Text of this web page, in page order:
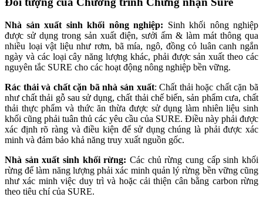
Nhà sản xuất sinh khối nông nghiệp: Sinh khối nông nghiệp
được sử dụng trong sản xuất điện, sưởi ấm & làm mát thông qua
nhiều loại vật liệu như rơm, bã mía, ngô, đồng cỏ luân canh ngắn
ngày và các loại cây năng lượng khác, phải được sản xuất theo các
nguyên tắc SURE cho các hoạt động nông nghiệp bền vững.
Rác thải và chất cặn bã nhà sản xuất: Chất thải hoặc chất cặn bã
như chất thải gỗ sau sử dụng, chất thải chế biến, sản phẩm cưa, chất
thải thực phẩm và thức ăn thừa được sử dụng làm nhiên liệu sinh
khối cũng phải tuân thủ các yêu cầu của SURE. Điều này phải được
xác định rõ ràng và điều kiện để sử dụng chúng là phải được xác
minh và đảm bảo khả năng truy xuất nguồn gốc.
Nhà sản xuất sinh khối rừng: Các chủ rừng cung cấp sinh khối
rừng để làm năng lượng phải xác minh quản lý rừng bền vững cũng
như xác minh việc duy trì và hoặc cải thiện cân bằng carbon rừng
theo tiêu chí của SURE.